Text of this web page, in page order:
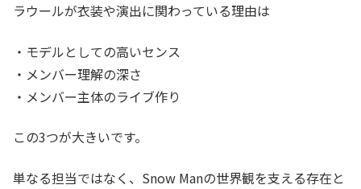
ラウールが衣装や演出に関わっている理由は
・モデルとしての高いセンス
・メンバー理解の深さ
・メンバー主体のライブ作り
この3つが大きいです。
単なる担当ではなく、Snow Manの世界観を支える存在と